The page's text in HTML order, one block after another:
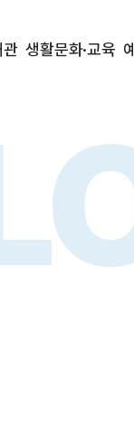
관 생활문화·교육